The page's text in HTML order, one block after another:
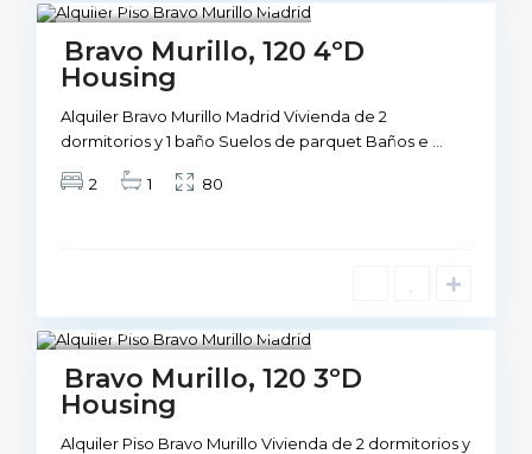
1
Madrid
Not Available
Bravo Murillo, 120 4ºD
Housing
Alquiler Bravo Murillo Madrid Vivienda de 2
dormitorios y 1 baño Suelos de parquet Baños e
2 1 80
1
Madrid
Not Available
Bravo Murillo, 120 3ºD
Housing
Alquiler Piso Bravo Murillo Vivienda de 2 dormitorios y